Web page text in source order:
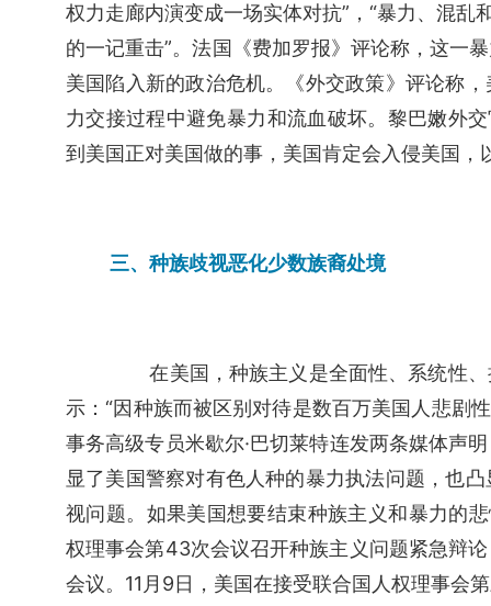
权力走廊内演变成一场实体对抗”，“暴力、混乱
的一记重击”。法国《费加罗报》评论称，这一
美国陷入新的政治危机。《外交政策》评论称
力交接过程中避免暴力和流血破坏。黎巴嫩外
到美国正对美国做的事，美国肯定会入侵美国，
三、种族歧视恶化少数族裔处境
在美国，种族主义是全面性、系统性
示：“因种族而被区别对待是数百万美国人悲剧
事务高级专员米歇尔·巴切莱特连发两条媒体声
显了美国警察对有色人种的暴力执法问题，也
视问题。如果美国想要结束种族主义和暴力的
权理事会第43次会议召开种族主义问题紧急辩
会议。11月9日，美国在接受联合国人权理事会